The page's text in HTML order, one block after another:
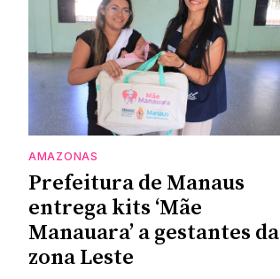
AMAZONAS
Prefeitura de Manaus
entrega kits ‘Mãe
Manauara’ a gestantes da
zona Leste